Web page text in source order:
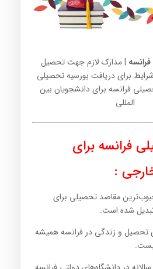
| مدارک لازم جهت تحصیل
برای دریافت بورسیه تحصیلی
فرانسه برای دانشجویان بین
المللی
فرانسه برای
:
مقاصد تحصیلی برای
شده است.
تحصیل و زندگی در فرانسه همیشه